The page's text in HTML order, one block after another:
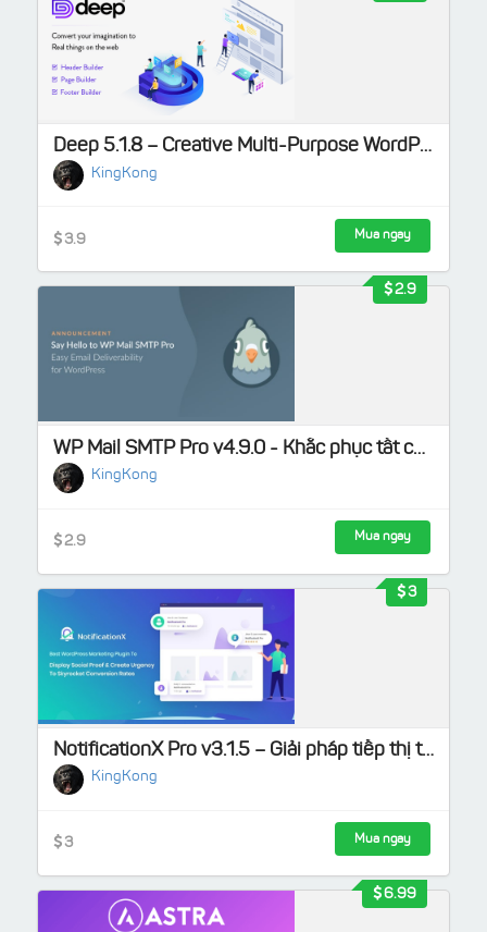
Deep 5.1.8 – Creative Multi-Purpose WordPress Theme
KingKong
3.9 Mua ngay
WP Mail SMTP Pro v4.9.0 - Khắc phục tất cả các vấn đề về WordPress không gửi được email
KingKong
2.9 Mua ngay
2.9
NotificationX Pro v3.1.5 – Giải pháp tiếp thị tốt nhất cho website WordPress của bạn
KingKong
3 Mua ngay
3
6.99